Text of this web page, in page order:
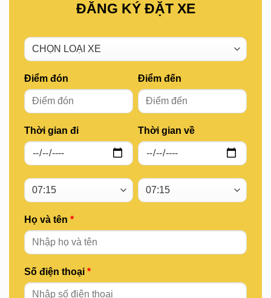
ĐĂNG KÝ ĐẶT XE
Điểm đón
Thời gian đi
Điểm đến
Thời gian về
Họ và tên *
Số điện thoại *